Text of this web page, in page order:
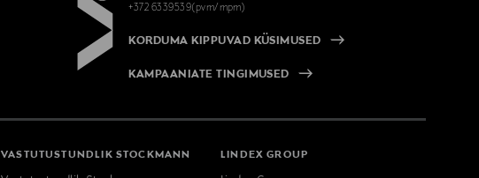
+372 6339539(pvm/mpm)
KORDUMA KIPPUVAD KÜSIMUSED
KAMPAANIATE TINGIMUSED
VASTUTUSTUNDLIK STOCKMANN LINDEX GROUP